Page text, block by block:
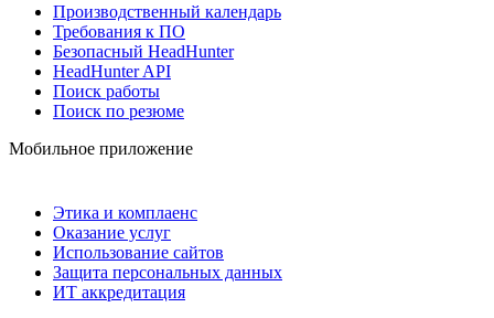
Производственный календарь
Требования к ПО
Безопасный HeadHunter
HeadHunter API
Поиск работы
Поиск по резюме
Мобильное приложение
Этика и комплаенс
Оказание услуг
Использование сайтов
Защита персональных данных
ИТ аккредитация